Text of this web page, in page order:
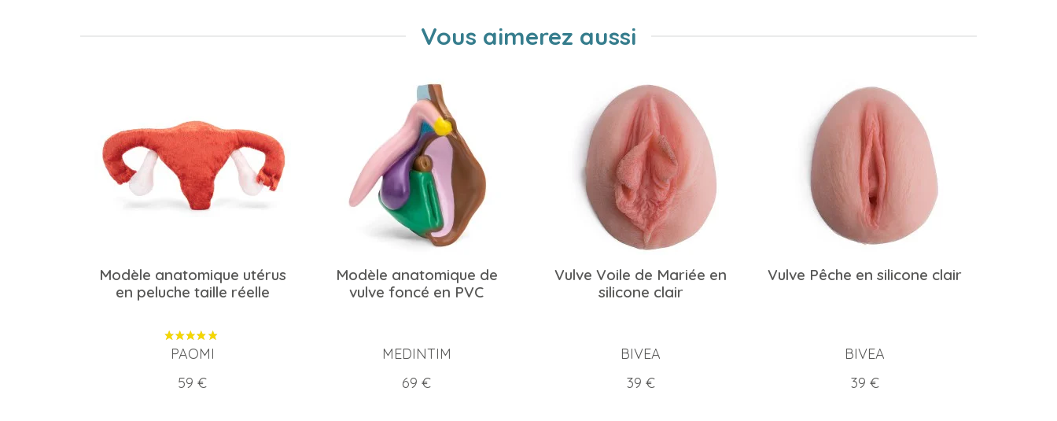
Vous aimerez aussi
Modèle anatomique utérus
en peluche taille réelle
PAOMI
Prix
59 €
Modèle anatomique de
vulve foncé en PVC
MEDINTIM
Prix
69 €
Vulve Voile de Mariée en
silicone clair
BIVEA
Prix
39 €
Vulve Pêche en silicone clair
BIVEA
Prix
39 €